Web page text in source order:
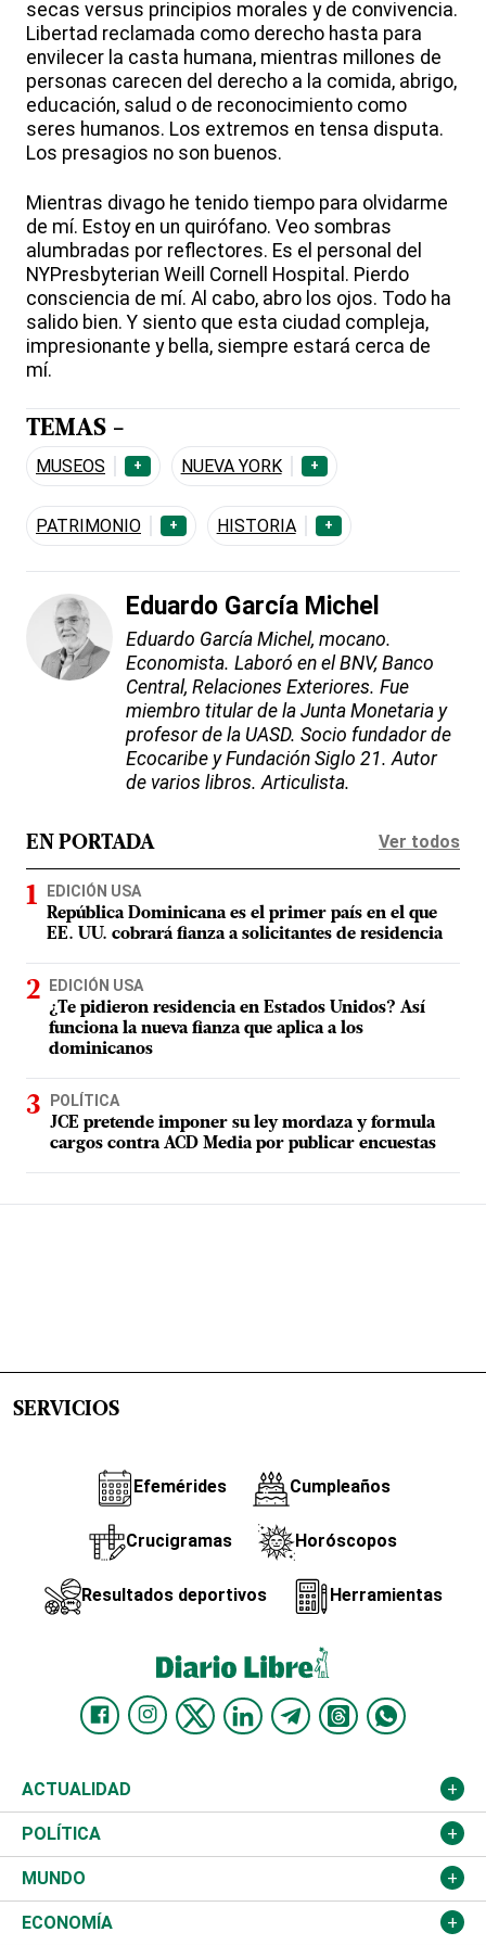
secas versus principios morales y de convivencia.
Libertad reclamada como derecho hasta para
envilecer la casta humana, mientras millones de
personas carecen del derecho a la comida, abrigo,
educación, salud o de reconocimiento como
seres humanos. Los extremos en tensa disputa.
Los presagios no son buenos.
Mientras divago he tenido tiempo para olvidarme
de mí. Estoy en un quirófano. Veo sombras
alumbradas por reflectores. Es el personal del
NYPresbyterian Weill Cornell Hospital. Pierdo
consciencia de mí. Al cabo, abro los ojos. Todo ha
salido bien. Y siento que esta ciudad compleja,
impresionante y bella, siempre estará cerca de
mí.
TEMAS -
MUSEOS + NUEVA YORK +
PATRIMONIO + HISTORIA +
Eduardo García Michel
Eduardo García Michel, mocano.
Economista. Laboró en el BNV, Banco
Central, Relaciones Exteriores. Fue
miembro titular de la Junta Monetaria y
profesor de la UASD. Socio fundador de
Ecocaribe y Fundación Siglo 21. Autor
de varios libros. Articulista.
EN PORTADA Ver todos
EDICIÓN USA
República Dominicana es el primer país en el que
EE. UU. cobrará fianza a solicitantes de residencia
EDICIÓN USA
¿Te pidieron residencia en Estados Unidos? Así
funciona la nueva fianza que aplica a los
dominicanos
POLÍTICA
JCE pretende imponer su ley mordaza y formula
cargos contra ACD Media por publicar encuestas
SERVICIOS
Efemérides Cumpleaños
Crucigramas Horóscopos
Resultados deportivos Herramientas
ACTUALIDAD
Nacional
Ciudad
Educación
POLÍTICA
Partidos
JCE
MUNDO
Estados Unidos
ECONOMÍA